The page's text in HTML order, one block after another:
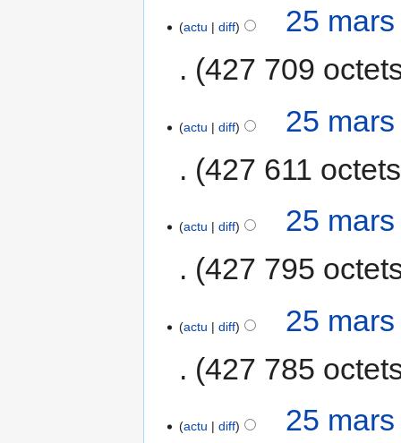
actu diff
25
427 709
actu diff
25
427 611 octets
actu diff
25
427 795
actu diff
25
427 785
actu diff 25